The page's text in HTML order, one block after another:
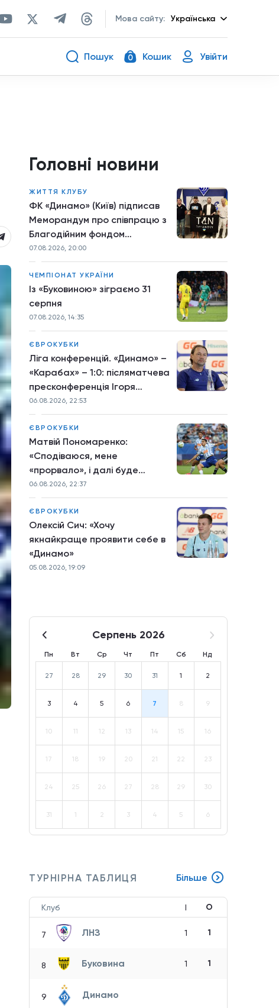
Мова сайту: Українська
Пошук 0 Кошик Увійти
Головні новини
ЖИТТЯ КЛУБУ
ФК «Динамо» (Київ) підписав
Меморандум про співпрацю з
Благодійним фондом
TYTANOVI
07.08.2026, 20:00
ЧЕМПІОНАТ УКРАЇНИ
Із «Буковиною» зіграємо 31
серпня
07.08.2026, 14:35
ЄВРОКУБКИ
Ліга конференцій. «Динамо» –
«Карабах» – 1:0: післяматчева
пресконференція Ігоря
Костюка
06.08.2026, 22:53
ЄВРОКУБКИ
Матвій Пономаренко:
«Сподіваюся, мене
«прорвало», і далі буде
більше»
06.08.2026, 22:37
ЄВРОКУБКИ
Олексій Сич: «Хочу
якнайкраще проявити себе в
«Динамо»
05.08.2026, 19:09
Серпень 2026
Пн Вт Ср Чт Пт Сб Нд
27 28 29 30 31 1 2
3 4 5 6 7 8 9
10 11 12 13 14 15 16
17 18 19 20 21 22 23
24 25 26 27 28 29 30
31 1 2 3 4 5 6
ТУРНІРНА ТАБЛИЦЯ Більше
Клуб І О
7 ЛНЗ 1 1
8 Буковина 1 1
9 Динамо